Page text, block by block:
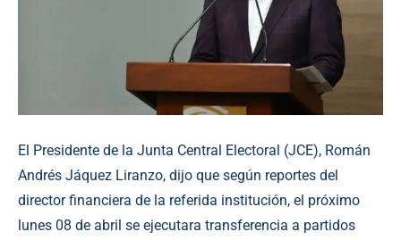
El Presidente de la Junta Central Electoral (JCE), Román
Andrés Jáquez Liranzo, dijo que según reportes del
director financiera de la referida institución, el próximo
lunes 08 de abril se ejecutara transferencia a partidos